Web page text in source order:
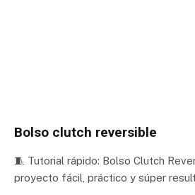
Bolso clutch reversible
🧵 Tutorial rápido: Bolso Clutch
proyecto fácil, práctico y súper